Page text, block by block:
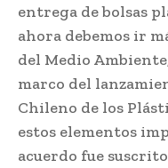
entrega de bolsas
ahora debemos ir
del Medio
marco del
Chileno de los
estos elementos
acuerdo fue